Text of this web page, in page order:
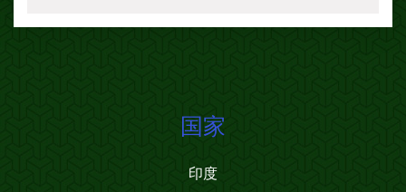
国家
印度